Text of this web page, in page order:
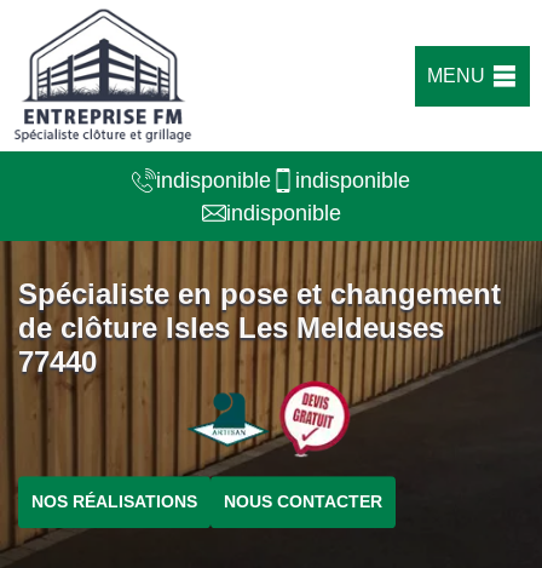
MENU
indisponible
indisponible
indisponible
Spécialiste en pose et changement
de clôture Isles Les Meldeuses
77440
NOS RÉALISATIONS NOUS CONTACTER